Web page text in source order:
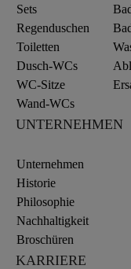
Sets
Regenduschen
Toiletten
Dusch-WCs
WC-Sitze
Wand-WCs
UNTERNEHMEN
Unternehmen
Historie
Philosophie
Nachhaltigkeit
Broschüren
KARRIERE